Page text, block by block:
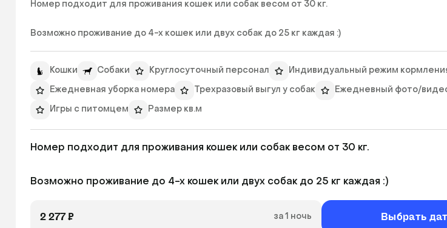
Номер подходит для проживания кошек или собак весом от 30 кг.
Возможно проживание до 4-х кошек или двух собак до 25 кг каждая :)
Кошки Собаки Круглосуточный персонал Индивидуальный режим
Ежедневная уборка номера Трехразовый выгул у собак Ежедневный фото/
Игры с питомцем Размер кв.м
Номер подходит для проживания кошек или собак весом от 30 кг.
Возможно проживание до 4-х кошек или двух собак до 25 кг каждая :)
2 277 ₽ за 1 ночь Выбрать